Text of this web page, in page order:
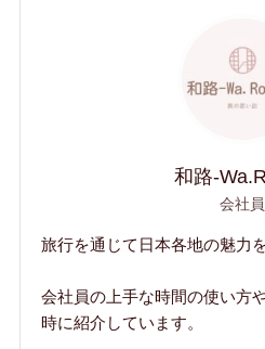
和路-
会社員
旅行を通じて日本各地の魅力
会社員の上手な時間の使い方
時に紹介しています。